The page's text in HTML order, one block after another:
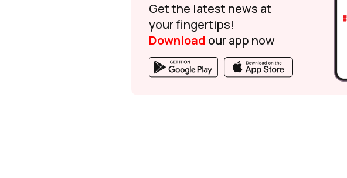
Get the latest news at
your fingertips!
Download our app now